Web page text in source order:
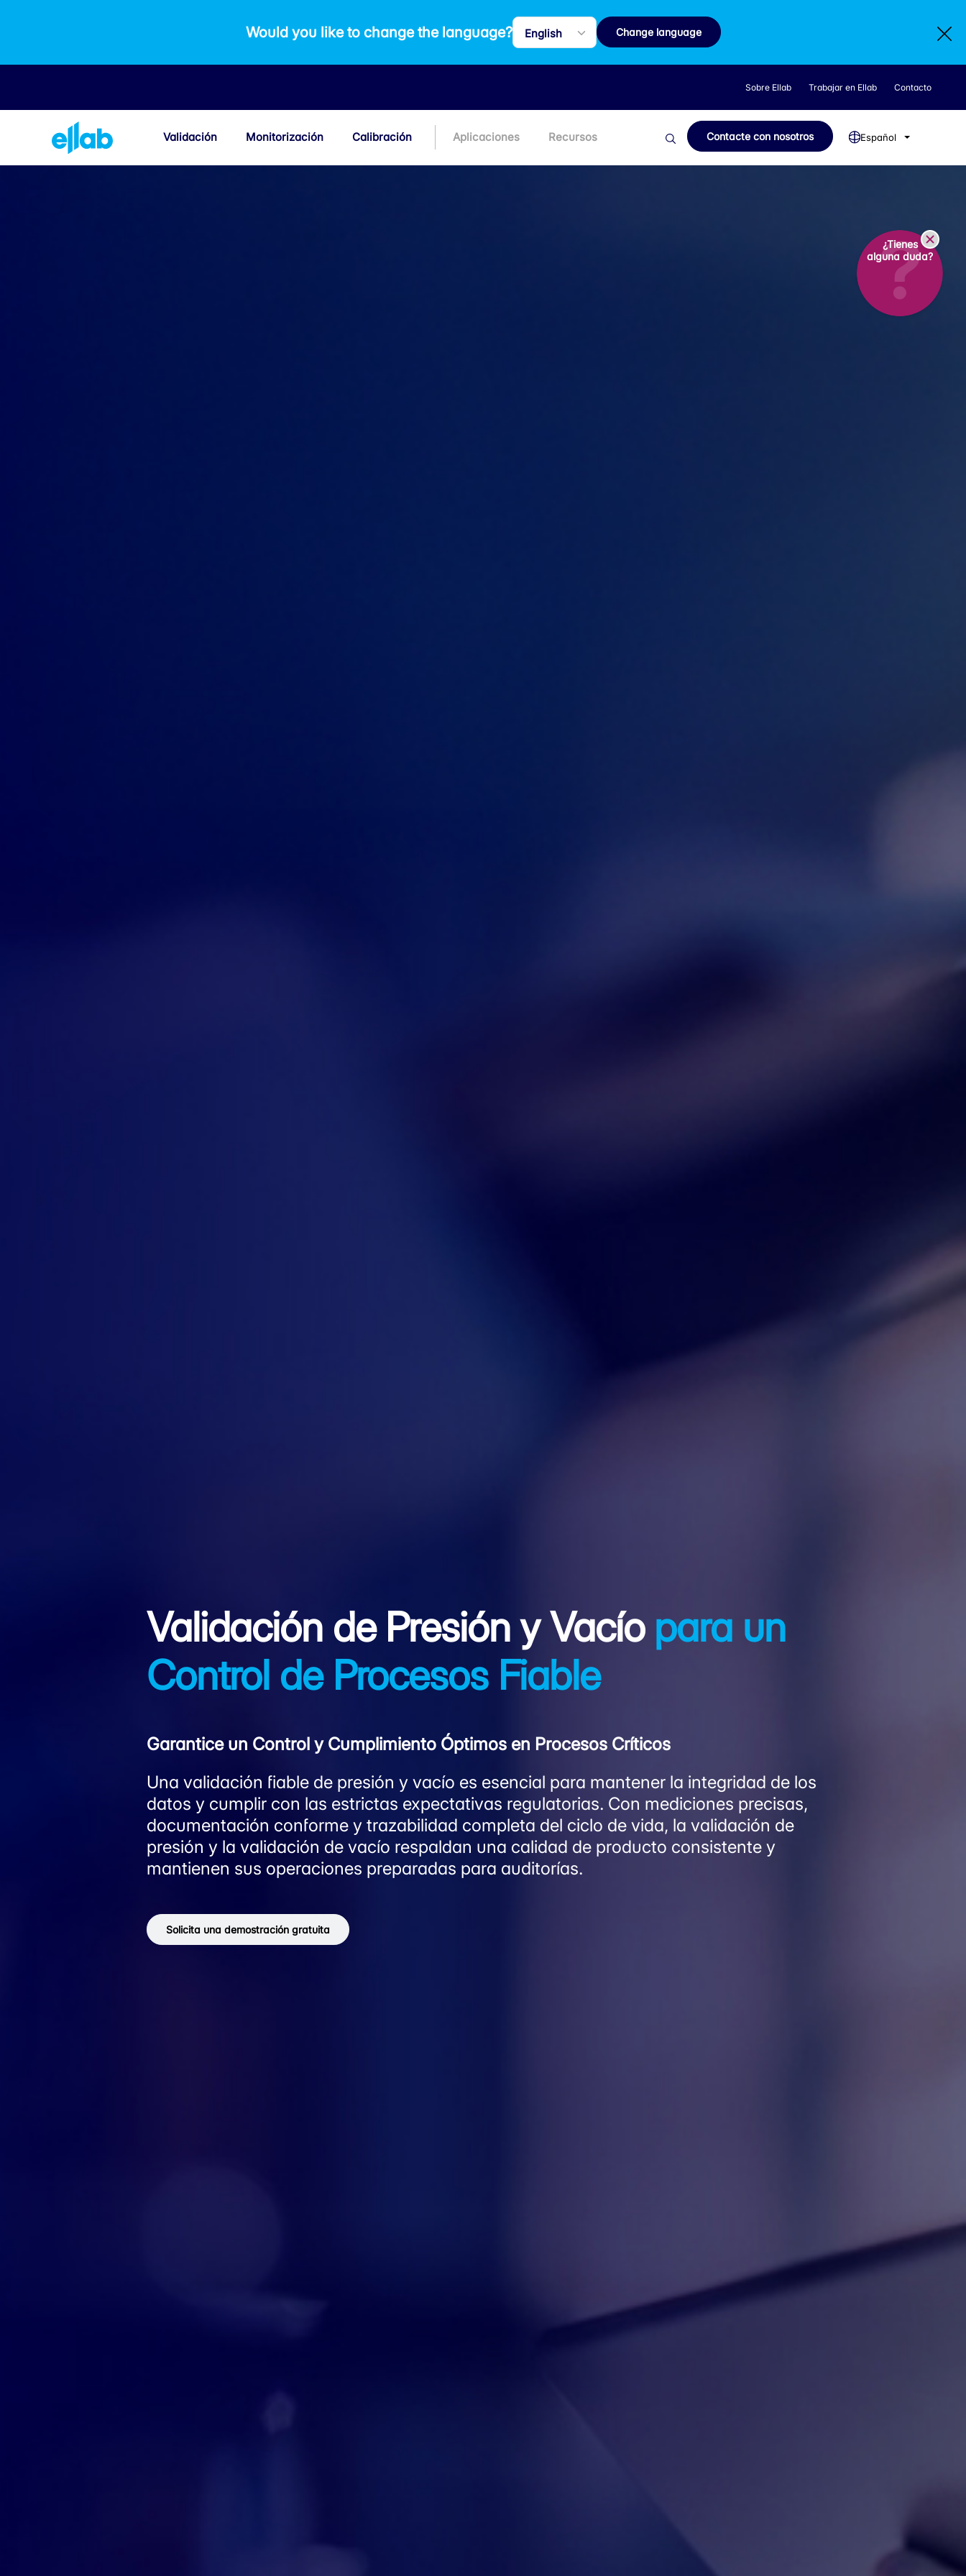
Would you like to change the language? Change language
Sobre Ellab Trabajar en Ellab Contacto
Validación Monitorización Calibración Aplicaciones Recursos Contacte con nosotros Español
Validación de Presión y Vacíopara un
Control de Procesos Fiable
Garantice un Control y Cumplimiento Óptimos en Procesos Críticos
Una validación fiable de presión y vacío es esencial para mantener la integridad de los
datos y cumplir con las estrictas expectativas regulatorias. Con mediciones precisas,
documentación conforme y trazabilidad completa del ciclo de vida, la validación de
presión y la validación de vacío respaldan una calidad de producto consistente y
mantienen sus operaciones preparadas para auditorías.
Solicita una demostración gratuita
¿Tienes
alguna duda?